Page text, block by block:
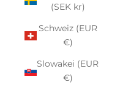
(SEK kr)
Schweiz (EUR
€)
Slowakei (EUR
€)